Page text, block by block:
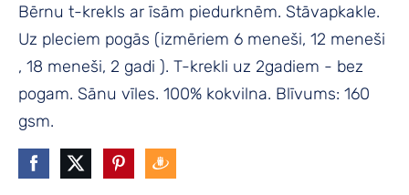
Bērnu t-krekls ar īsām piedurknēm. Stāvapkakle.
Uz pleciem pogās (izmēriem 6 meneši, 12 meneši
, 18 meneši, 2 gadi ). T-krekli uz 2gadiem - bez
pogam. Sānu vīles. 100% kokvilna. Blīvums: 160
gsm.